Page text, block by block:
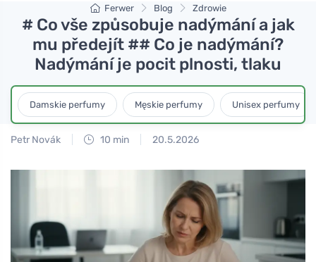
Ferwer Blog Zdrowie
# Co vše způsobuje nadýmání a jak
mu předejít ## Co je nadýmání?
Nadýmání je pocit plnosti, tlaku
Damskie perfumy Męskie perfumy Unisex perfumy
Petr Novák 10 min 20.5.2026